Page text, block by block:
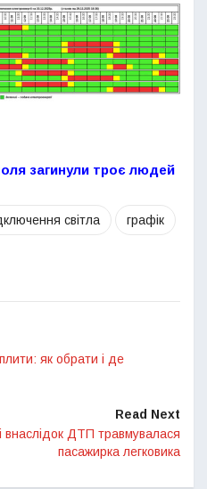
загинули троє людей
світла графік
як обрати і де
Read Next
внаслідок ДТП травмувалася
пасажирка легковика